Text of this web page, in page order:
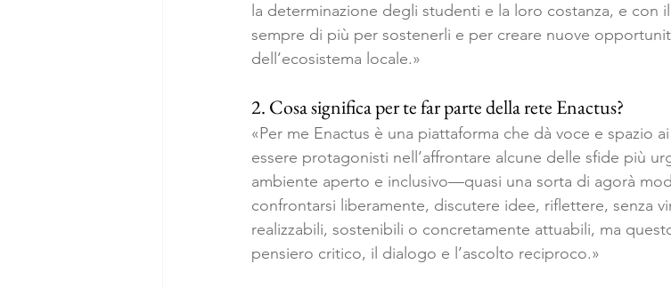
la determinazione degli studenti e la loro costanza, e con
sempre di più per sostenerli e per creare nuove
dell’ecosistema locale.»
2. Cosa significa per te far parte della rete Enactus?
«Per me Enactus è una piattaforma che dà voce e spazio
essere protagonisti nell’affrontare alcune delle sfide più
ambiente aperto e inclusivo—quasi una sorta di agorà
confrontarsi liberamente, discutere idee, riflettere, senza
realizzabili, sostenibili o concretamente attuabili, ma
pensiero critico, il dialogo e l’ascolto reciproco.»